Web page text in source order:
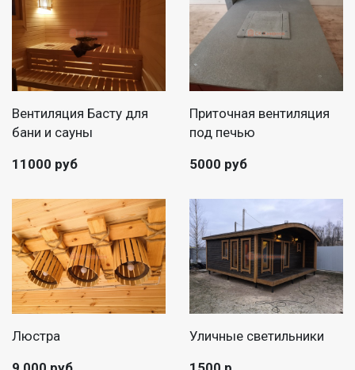
Вентиляция Басту для
бани и сауны
11000 руб
Приточная вентиляция
под печью
5000 руб
Люстра
Уличные светильники